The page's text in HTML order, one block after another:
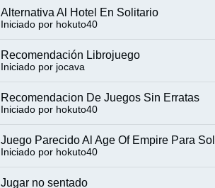
Alternativa Al Hotel En Solitario
Iniciado por hokuto40
Recomendación Librojuego
Iniciado por jocava
Recomendacion De Juegos Sin Erratas
Iniciado por hokuto40
Juego Parecido Al Age Of Empire Para
Iniciado por hokuto40
Jugar no sentado